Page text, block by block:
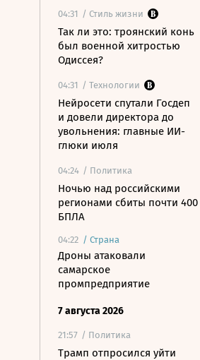
04:31 / Стиль жизни
Так ли это: троянский конь
был военной хитростью
Одиссея?
04:31 / Технологии
Нейросети спутали Госдеп
и довели директора до
увольнения: главные ИИ-
глюки июля
04:24 / Политика
Ночью над российскими
регионами сбиты почти 400
БПЛА
04:22 / Страна
Дроны атаковали
самарское
промпредприятие
7 августа 2026
21:57 / Политика
Трамп отпросился уйти